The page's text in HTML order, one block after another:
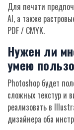
Для печати
AI, а также
PDF / CMYK.
Нужен ли
умею
Photoshop будет
сложных текстур и
реализовать в
дизайнера оба